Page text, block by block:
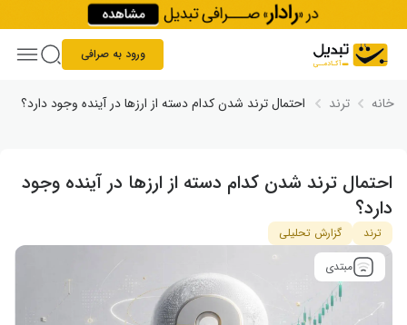
Skip to content
ورود به صرافی
خانه ترند احتمال ترند شدن کدام دسته از ارزها در آینده وجود دارد؟
احتمال ترند شدن کدام دسته از ارزها در آینده وجود
دارد؟
ترند
گزارش تحلیلی
مبتدی